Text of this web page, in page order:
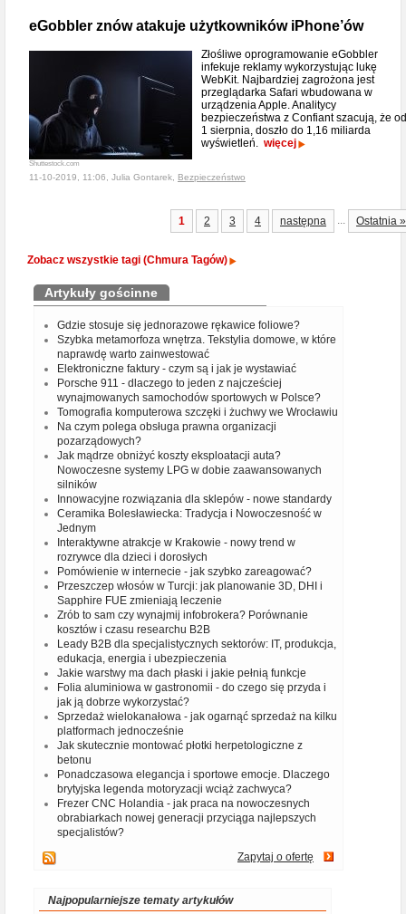
eGobbler znów atakuje użytkowników iPhone’ów
Shuttestock.com
Złośliwe oprogramowanie eGobbler
infekuje reklamy wykorzystując lukę
WebKit. Najbardziej zagrożona jest
przeglądarka Safari wbudowana w
urządzenia Apple. Analitycy
bezpieczeństwa z Confiant szacują, że od
1 sierpnia, doszło do 1,16 miliarda
wyświetleń. więcej
11-10-2019, 11:06, Julia Gontarek, Bezpieczeństwo
1 2 3 4 następna ... Ostatnia »
Zobacz wszystkie tagi (Chmura Tagów)
Artykuły gościnne
Gdzie stosuje się jednorazowe rękawice foliowe?
Szybka metamorfoza wnętrza. Tekstylia domowe, w które
naprawdę warto zainwestować
Elektroniczne faktury - czym są i jak je wystawiać
Porsche 911 - dlaczego to jeden z najcześciej
wynajmowanych samochodów sportowych w Polsce?
Tomografia komputerowa szczęki i żuchwy we Wrocławiu
Na czym polega obsługa prawna organizacji
pozarządowych?
Jak mądrze obniżyć koszty eksploatacji auta?
Nowoczesne systemy LPG w dobie zaawansowanych
silników
Innowacyjne rozwiązania dla sklepów - nowe standardy
Ceramika Bolesławiecka: Tradycja i Nowoczesność w
Jednym
Interaktywne atrakcje w Krakowie - nowy trend w
rozrywce dla dzieci i dorosłych
Pomówienie w internecie - jak szybko zareagować?
Przeszczep włosów w Turcji: jak planowanie 3D, DHI i
Sapphire FUE zmieniają leczenie
Zrób to sam czy wynajmij infobrokera? Porównanie
kosztów i czasu researchu B2B
Leady B2B dla specjalistycznych sektorów: IT, produkcja,
edukacja, energia i ubezpieczenia
Jakie warstwy ma dach płaski i jakie pełnią funkcje
Folia aluminiowa w gastronomii - do czego się przyda i
jak ją dobrze wykorzystać?
Sprzedaż wielokanałowa - jak ogarnąć sprzedaż na kilku
platformach jednocześnie
Jak skutecznie montować płotki herpetologiczne z
betonu
Ponadczasowa elegancja i sportowe emocje. Dlaczego
brytyjska legenda motoryzacji wciąż zachwyca?
Frezer CNC Holandia - jak praca na nowoczesnych
obrabiarkach nowej generacji przyciąga najlepszych
specjalistów?
Zapytaj o ofertę
Najpopularniejsze tematy artykułów